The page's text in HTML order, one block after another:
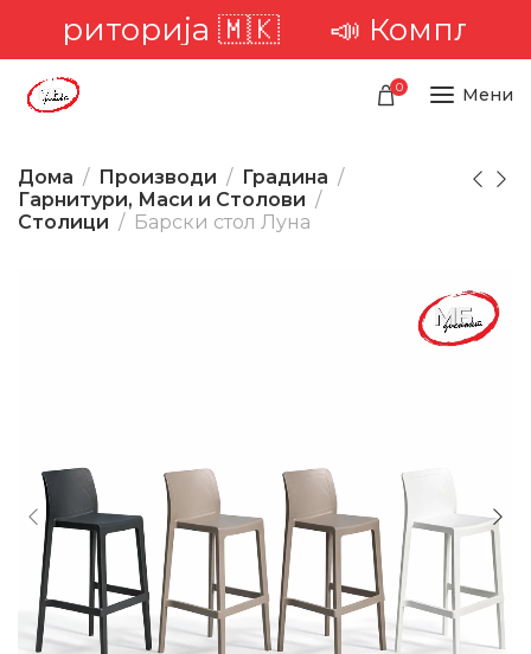
🇲🇰📣 Комплетна
0 Мени
Дома Производи
Градина
Гарнитури, Маси и Столови
Столици
Барски стол Луна